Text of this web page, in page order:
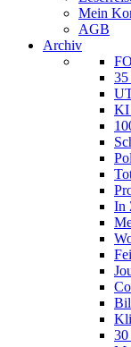
Mein
AGB
Archiv
35
KI
In
30